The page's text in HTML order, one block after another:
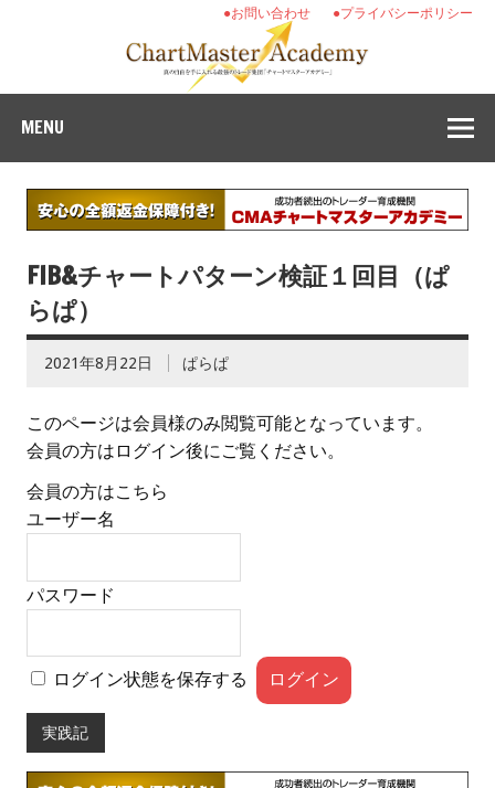
●プライバシーポリシー
●お問い合わせ
MENU
FIB&チャートパターン検証１回目（ぱ
らぱ）
2021年8月22日 ぱらぱ
このページは会員様のみ閲覧可能となっています。
会員の方はログイン後にご覧ください。
会員の方はこちら
ユーザー名
パスワード
ログイン状態を保存する
実践記